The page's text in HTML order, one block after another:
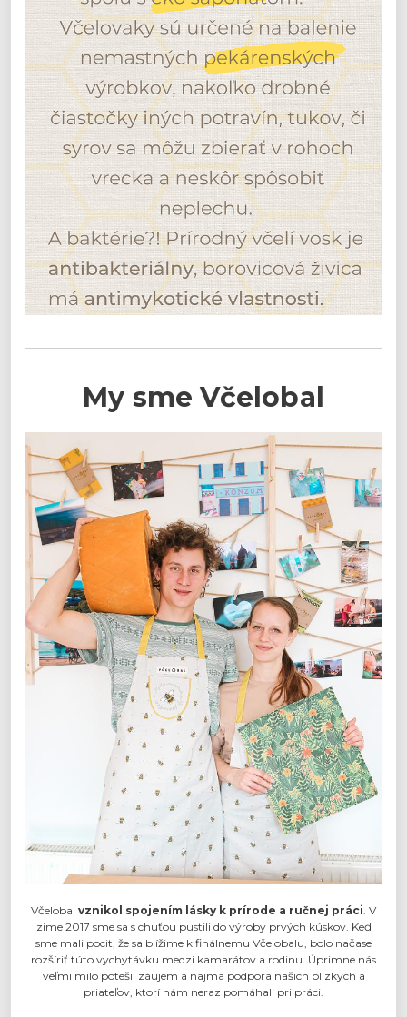
My sme Včelobal
Včelobal vznikol spojením lásky k prírode a ručnej práci. V
zime 2017 sme sa s chuťou pustili do výroby prvých kúskov. Keď
sme mali pocit, že sa blížime k finálnemu Včelobalu, bolo načase
rozšíriť túto vychytávku medzi kamarátov a rodinu. Úprimne nás
veľmi milo potešil záujem a najmä podpora našich blízkych a
priateľov, ktorí nám neraz pomáhali pri práci.